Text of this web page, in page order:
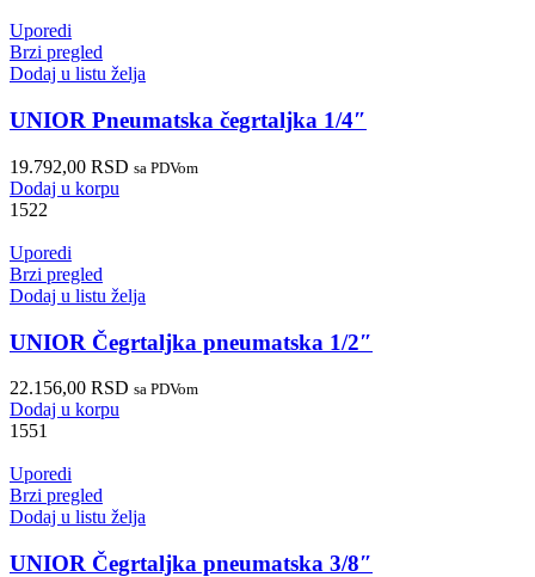
Uporedi
Brzi pregled
Dodaj u listu želja
UNIOR Pneumatska čegrtaljka 1/4″
19.792,00 RSD sa PDVom
Dodaj u korpu
1522
Uporedi
Brzi pregled
Dodaj u listu želja
UNIOR Čegrtaljka pneumatska 1/2″
22.156,00 RSD sa PDVom
Dodaj u korpu
1551
Uporedi
Brzi pregled
Dodaj u listu želja
UNIOR Čegrtaljka pneumatska 3/8″